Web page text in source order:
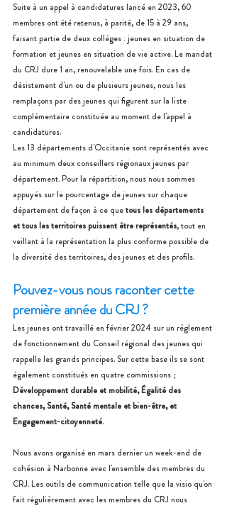
Suite à un appel à candidatures lancé en 2023, 60
membres ont été retenus, à parité, de 15 à 29 ans,
faisant partie de deux collèges : jeunes en situation de
formation et jeunes en situation de vie active. Le mandat
du CRJ dure 1 an, renouvelable une fois. En cas de
désistement d'un ou de plusieurs jeunes, nous les
remplaçons par des jeunes qui figurent sur la liste
complémentaire constituée au moment de l'appel à
candidatures.
Les 13 départements d'Occitanie sont représentés avec
au minimum deux conseillers régionaux jeunes par
département. Pour la répartition, nous nous sommes
appuyés sur le pourcentage de jeunes sur chaque
département de façon à ce que tous les départements
et tous les territoires puissent être représentés, tout en
veillant à la représentation la plus conforme possible de
la diversité des territoires, des jeunes et des profils.
Pouvez-vous nous raconter cette
première année du CRJ ?
Les jeunes ont travaillé en février 2024 sur un règlement
de fonctionnement du Conseil régional des jeunes qui
rappelle les grands principes. Sur cette base ils se sont
également constitués en quatre commissions ;
Développement durable et mobilité, Égalité des
chances, Santé, Santé mentale et bien-être, et
Engagement-citoyenneté.
Nous avons organisé en mars dernier un week-end de
cohésion à Narbonne avec l'ensemble des membres du
CRJ. Les outils de communication telle que la visio qu'on
fait régulièrement avec les membres du CRJ nous